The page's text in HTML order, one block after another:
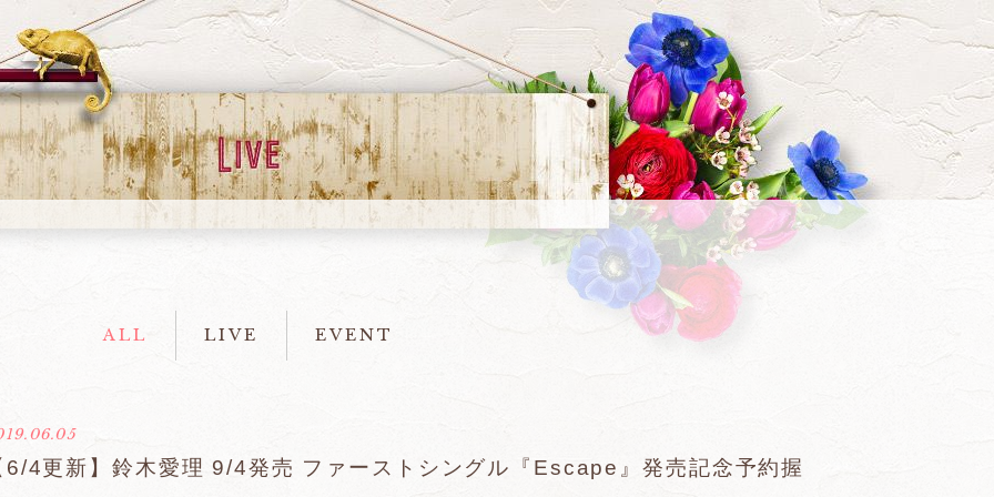
ALL LIVE EVENT
6/4更新】鈴木愛理 9/4発売 ファーストシングル『Escape』発売記念予約握